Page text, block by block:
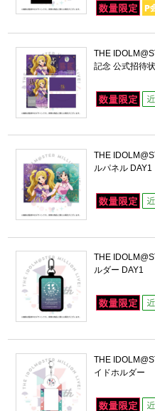
THE
記念 公式招待
THE
ルパネル DAY1
THE
ルダー DAY1
THE
イドホルダー